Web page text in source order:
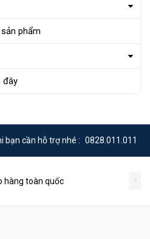
phẩm
đây
bạn cần hỗ trợ nhé : 0828.011.011
hàng toàn quốc